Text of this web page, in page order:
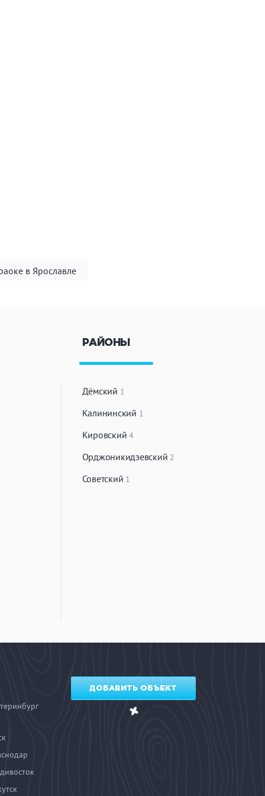
в Ярославле
РАЙОНЫ
Дёмский 1
Калининский 1
Кировский4
Орджоникидзевский 2
Советский 1
ДОБАВИТЬ ОБЪЕКТ